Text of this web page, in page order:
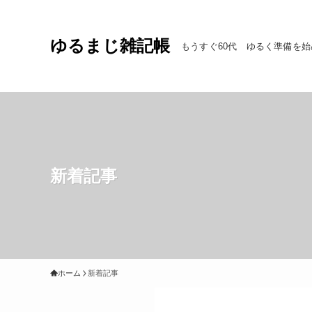
ゆるまじ雑記帳 もうすぐ60代 ゆるく準備を始
新着記事
ホーム 新着記事